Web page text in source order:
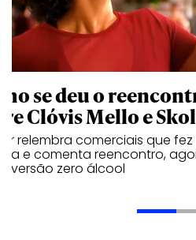
se deu o
Clóvis Mello e Skol
relembra comerciais que
e comenta reencontro,
versão zero álcool